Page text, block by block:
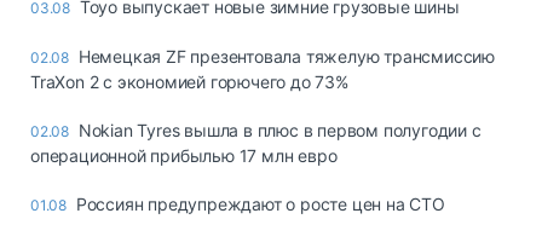
03.08 Toyo выпускает новые зимние грузовые шины
02.08 Немецкая ZF презентовала тяжелую трансмиссию
TraXon 2 с экономией горючего до 73%
02.08 Nokian Tyres вышла в плюс в первом полугодии с
операционной прибылью 17 млн евро
01.08 Россиян предупреждают о росте цен на СТО